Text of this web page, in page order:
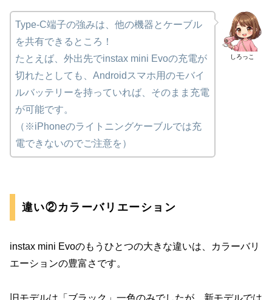
しろっこ
Type-C端子の強みは、他の機器とケーブル
を共有できるところ！
たとえば、外出先でinstax mini Evoの充電が
切れたとしても、Androidスマホ用のモバイ
ルバッテリーを持っていれば、そのまま充電
が可能です。
（※iPhoneのライトニングケーブルでは充
電できないのでご注意を）
違い②カラーバリエーション
instax mini Evoのもうひとつの大きな違いは、カラーバリ
エーションの豊富さです。
旧モデルは「ブラック」一色のみでしたが、新モデルでは